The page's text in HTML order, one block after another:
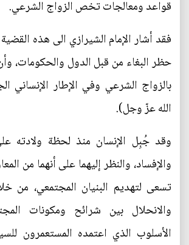
قواعد ومعالجات تخص الزواج الشرعي.
فقد أشار الإمام الشيرازي الى هذه
حظر البغاء من قبل الدول والحكومات،
بالزواج الشرعي وفي الإطار الإنساني
الله عزّ وجل).
وقد جُبِل الإنسان منذ لحظة ولادته
والإفساد، والنظر إليهما على أنهما من
تسعى لتهديم البنيان المجتمعي، من
والانحلال بين شرائح ومكونات
الأسلوب الذي اعتمده المستعمرون